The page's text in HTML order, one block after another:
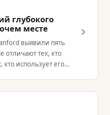
глубокого
месте
выявили пять
отличают тех, кто
кто использует его